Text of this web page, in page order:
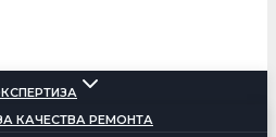
КАЧЕСТВА РЕМОНТА